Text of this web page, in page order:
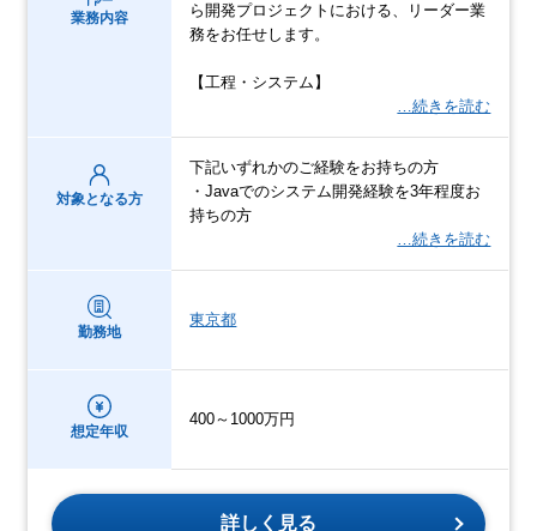
業務内容
ら開発プロジェクトにおける、リーダー業
務をお任せします。
【工程・システム】
…続きを読む
対象となる方
下記いずれかのご経験をお持ちの方
・Javaでのシステム開発経験を3年程度お
持ちの方
…続きを読む
勤務地
東京都
想定年収
400～1000万円
詳しく見る